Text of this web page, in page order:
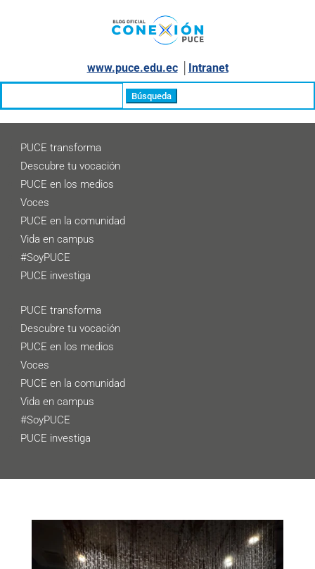
www.puce.edu.ec│ Intranet
PUCE transforma
Descubre tu vocación
PUCE en los medios
Voces
PUCE en la comunidad
Vida en campus
#SoyPUCE
PUCE investiga
PUCE transforma
Descubre tu vocación
PUCE en los medios
Voces
PUCE en la comunidad
Vida en campus
#SoyPUCE
PUCE investiga